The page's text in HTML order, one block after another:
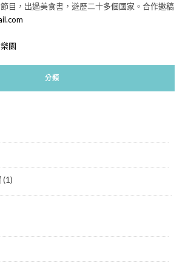
目，出過美食書，遊歷二十多個國家。合作邀稿
園
分類
(1)